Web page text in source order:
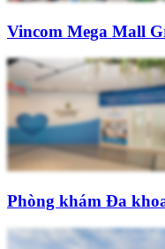
Vincom Mega Mall
Phòng khám Đa